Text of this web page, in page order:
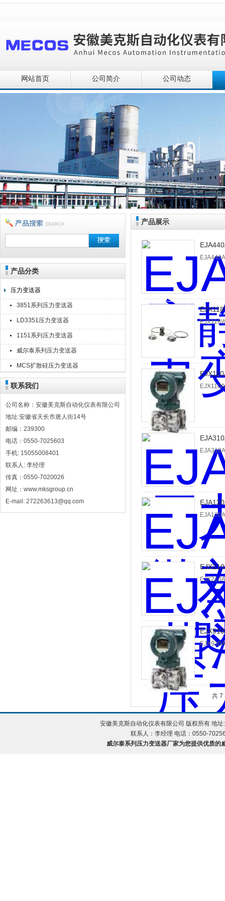
安徽美克斯自动化仪表有限公司
网站首页 公司简介 公司动态
产品分类
压力变送器
3851系列压力变送器
LD3351压力变送器
1151系列压力变送器
威尔泰系列压力变送器
MCS扩散硅压力变送器
联系我们
公司名称：安徽美克斯自动化仪表有限公司
地址:安徽省天长市唐人街14号
邮编：239300
电话：0550-7025603
手机: 15055008401
联系人: 李经理
传真：0550-7020026
网址：www.mksgroup.cn
E-mail: 272263613@qq.com
产品展示
共 7
安徽美克斯自动化仪表有限公司 版权所有 地
联系人：李经理 电话：0550-
威尔泰系列压力变送器厂家为您提供优质的